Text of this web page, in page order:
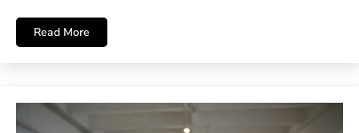
Read More